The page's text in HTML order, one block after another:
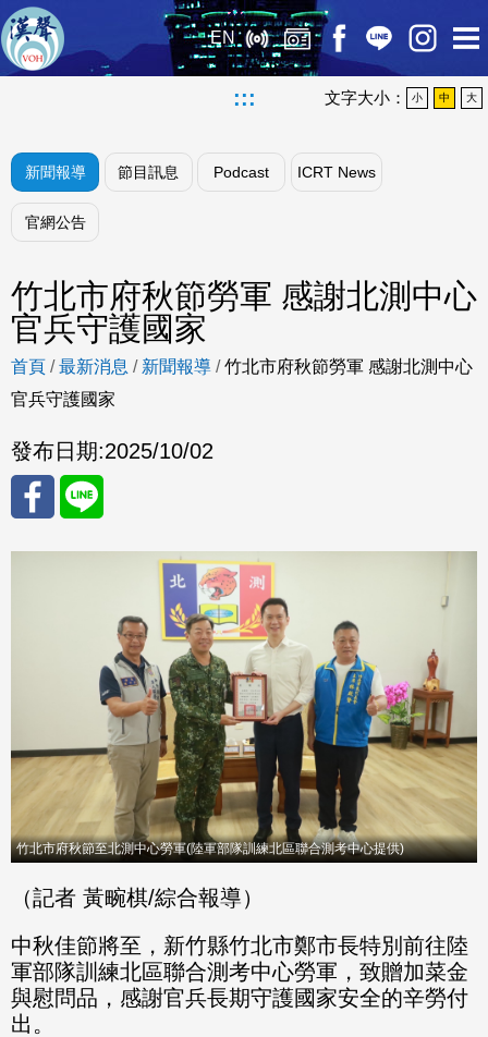
EN
::: 文字大小： 小 中 大
新聞報導 節目訊息 Podcast ICRT News
官網公告
竹北市府秋節勞軍 感謝北測中心
官兵守護國家
首頁 /最新消息 / 新聞報導 /竹北市府秋節勞軍 感謝北測中心
官兵守護國家
發布日期:2025/10/02
分享 分享
竹北市府秋節至北測中心勞軍(陸軍部隊訓練北區聯合測考中心提供)
（記者 黃畹棋/綜合報導）
中秋佳節將至，新竹縣竹北市鄭市長特別前往陸
軍部隊訓練北區聯合測考中心勞軍，致贈加菜金
與慰問品，感謝官兵長期守護國家安全的辛勞付
出。